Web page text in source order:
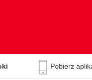
Pobierz